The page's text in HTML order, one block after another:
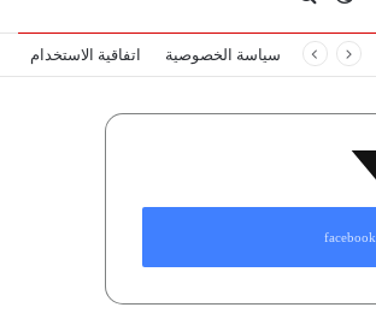
عنالمظلم
سياسة الخصوصية اتفاقية الاستخدام
facebook